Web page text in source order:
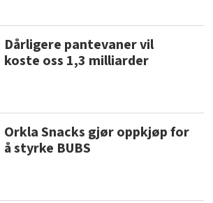
Dårligere pantevaner vil
koste oss 1,3 milliarder
Orkla Snacks gjør oppkjøp for
å styrke BUBS